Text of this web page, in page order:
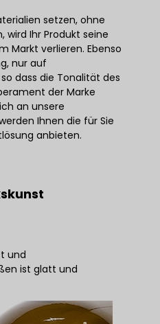
setzen, ohne
wird Ihr Produkt seine
Markt verlieren. Ebenso
nur auf
dass die Tonalität des
der Marke
an unsere
Ihnen die für Sie
anbieten.
und
ist glatt und